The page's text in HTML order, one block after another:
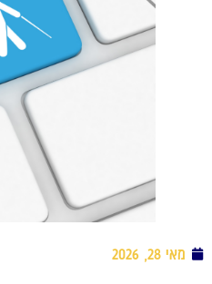
מאי 28, 2026